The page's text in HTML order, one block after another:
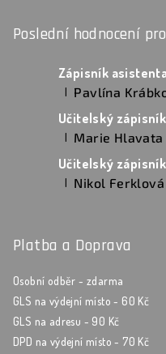
Poslední hodnocení
Zápisník
Hodnocení produktu
| Pavlína
Učitelský
Hodnocení produktu
| Marie Hlavata
Učitelský
Hodnocení produktu
| Nikol Ferklová
Platba a Doprava
Osobní odběr - zdarma
GLS na výdejní místo - 60 Kč
GLS na adresu - 90 Kč
DPD na výdejní místo - 70 Kč